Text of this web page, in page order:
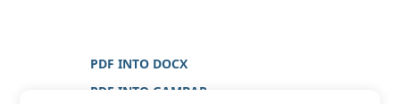
PDF INTO DOCX
PDF INTO GAMBAR